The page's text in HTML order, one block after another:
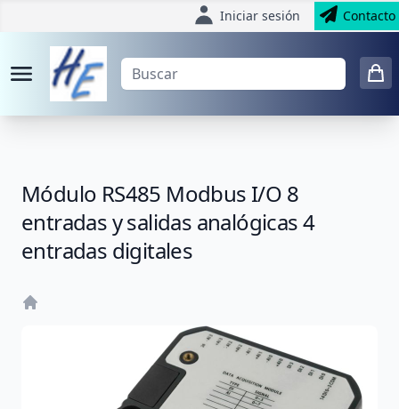
Iniciar sesión Contacto
Módulo RS485 Modbus I/O 8
entradas y salidas analógicas 4
entradas digitales